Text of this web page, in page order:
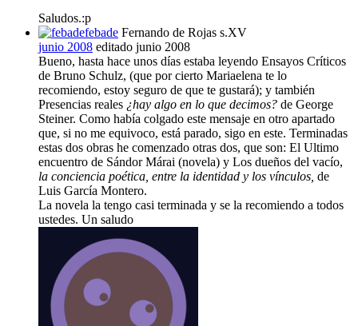
Saludos.:p
febade Fernando de Rojas s.XV
junio 2008 editado junio 2008
Bueno, hasta hace unos días estaba leyendo Ensayos Críticos
de Bruno Schulz, (que por cierto Mariaelena te lo
recomiendo, estoy seguro de que te gustará); y también
Presencias reales ¿hay algo en lo que decimos? de George
Steiner. Como había colgado este mensaje en otro apartado
que, si no me equivoco, está parado, sigo en este. Terminadas
estas dos obras he comenzado otras dos, que son: El Ultimo
encuentro de Sándor Márai (novela) y Los dueños del vacío,
la conciencia poética, entre la identidad y los vínculos, de
Luis García Montero.
La novela la tengo casi terminada y se la recomiendo a todos
ustedes. Un saludo